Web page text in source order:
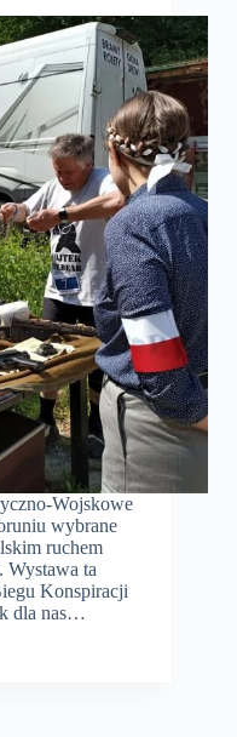
Wojskowe
wybrane
ruchem
ta
Konspiracji
dla nas…